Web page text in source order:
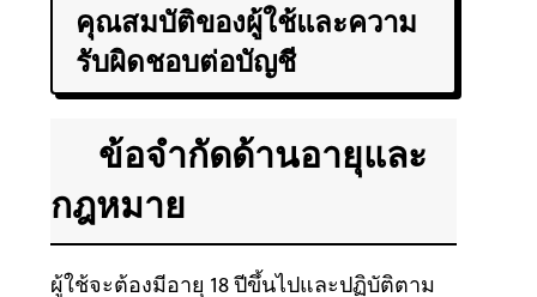
คุณสมบัติของผู้ใช้และความ
รับผิดชอบต่อบัญชี
ข้อจำกัดด้านอายุและ
กฎหมาย
ผู้ใช้จะต้องมีอายุ 18 ปีขึ้นไปและปฏิบัติตาม